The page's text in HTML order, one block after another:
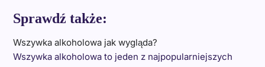
Sprawdź także:
Wszywka alkoholowa jak wygląda?
Wszywka alkoholowa to jeden z najpopularniejszych